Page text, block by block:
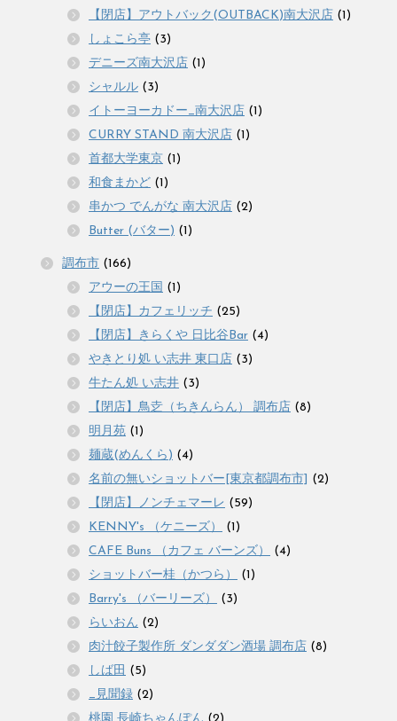
【閉店】アウトバック(OUTBACK)南大沢店 (1)
しょこら亭 (3)
デニーズ南大沢店 (1)
シャルル (3)
イトーヨーカドー_南大沢店 (1)
CURRY STAND 南大沢店 (1)
首都大学東京 (1)
和食まかど (1)
串かつ でんがな 南大沢店 (2)
Butter (バター) (1)
調布市 (166)
アウーの王国 (1)
【閉店】カフェリッチ (25)
【閉店】きらくや 日比谷Bar (4)
やきとり処 い志井 東口店 (3)
牛たん処 い志井 (3)
【閉店】鳥赱（ちきんらん） 調布店 (8)
明月苑 (1)
麺蔵(めんくら) (4)
名前の無いショットバー[東京都調布市]
(2)
【閉店】ノンチェマーレ (59)
KENNY's （ケニーズ）
(1)
CAFE Buns （カフェ バーンズ）
(4)
ショットバー桂（かつら）
(1)
Barry's （バーリーズ）
(3)
らいおん (2)
肉汁餃子製作所 ダンダダン酒場 調布店 (8)
しば田 (5)
_見聞録 (2)